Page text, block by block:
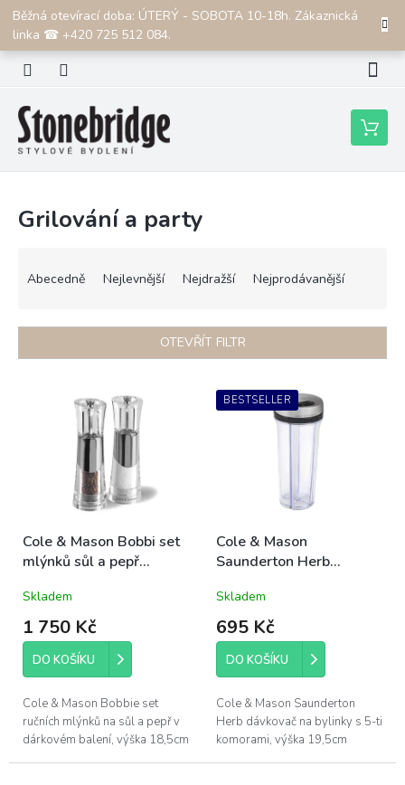
Přejít
obsah
Běžná otevírací doba: ÚTERÝ - SOBOTA 10-18h. Zákaznická
linka ☎ +420 725 512 084.
CZK
Nákupní
košík
Grilování a party
n
í
Abecedně Nejlevnější Nejdražší Nejprodávanější
OTEVŘÍT FILTR
d
u
t
ů
Cole & Mason Bobbi set
mlýnků sůl a pepř
Skladem
1 750 Kč
DO KOŠÍKU
Cole & Mason Bobbie set
ručních mlýnků na sůl a pepř v
dárkovém balení, výška 18,5cm
BESTSELLER
Cole & Mason
Saunderton Herb
(prázdný)
Skladem
695 Kč
DO KOŠÍKU
Cole & Mason Saunderton
Herb dávkovač na bylinky s 5-ti
komorami, výška 19,5cm